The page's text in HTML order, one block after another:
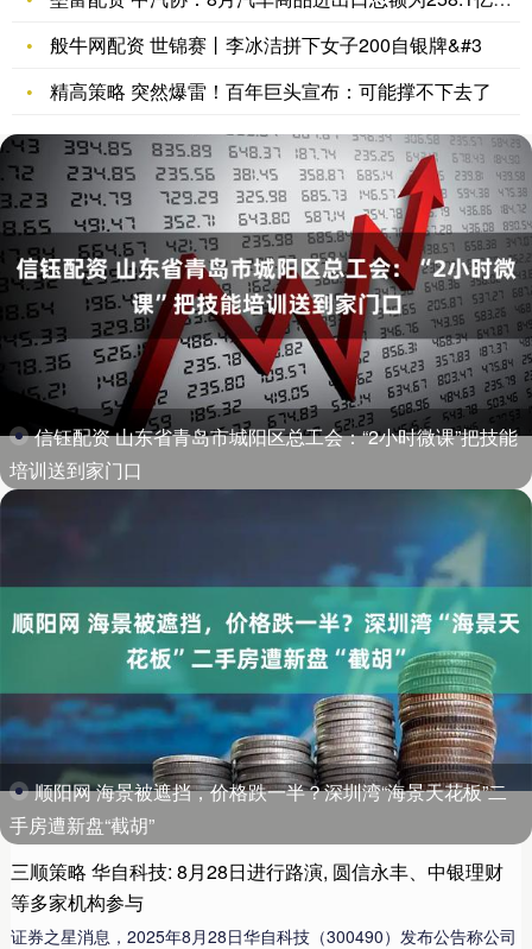
般牛网配资 世锦赛丨李冰洁拼下女子200自银牌&#3
精高策略 突然爆雷！百年巨头宣布：可能撑不下去了
信钰配资 山东省青岛市城阳区总工会：“2小时微课”把技能
培训送到家门口
顺阳网 海景被遮挡，价格跌一半？深圳湾“海景天花板”二
手房遭新盘“截胡”
三顺策略 华自科技: 8月28日进行路演, 圆信永丰、中银理财
等多家机构参与
证券之星消息，2025年8月28日华自科技（300490）发布公告称公司